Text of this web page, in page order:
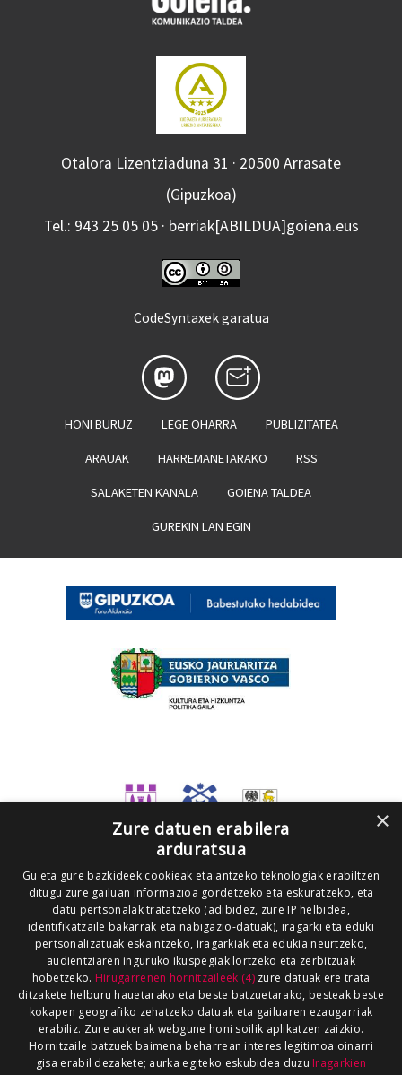
Otalora Lizentziaduna 31 · 20500 Arrasate
(Gipuzkoa)
Tel.: 943 25 05 05 · berriak[ABILDUA]goiena.eus
CodeSyntaxek garatua
HONI BURUZ LEGE OHARRA PUBLIZITATEA
ARAUAK HARREMANETARAKO RSS
SALAKETEN KANALA GOIENA TALDEA
GUREKIN LAN EGIN
×
Zure datuen erabilera
arduratsua
Gu eta gure bazkideek cookieak eta antzeko teknologiak erabiltzen
ditugu zure gailuan informazioa gordetzeko eta eskuratzeko, eta
datu pertsonalak tratatzeko (adibidez, zure IP helbidea,
identifikatzaile bakarrak eta nabigazio-datuak), iragarki eta eduki
pertsonalizatuak eskaintzeko, iragarkiak eta edukia neurtzeko,
audientziaren inguruko ikuspegiak lortzeko eta zerbitzuak
hobetzeko. Hirugarrenen hornitzaileek (4)zure datuak ere trata
ditzakete helburu hauetarako eta beste batzuetarako, besteak beste
kokapen geografiko zehatzeko datuak eta gailuaren ezaugarriak
erabiliz. Zure aukerak webgune honi soilik aplikatzen zaizkio.
Hornitzaile batzuek baimena beharrean interes legitimoa oinarri
gisa erabil dezakete; aurka egiteko eskubidea duzu Iragarkien